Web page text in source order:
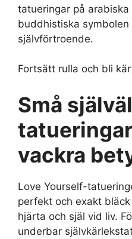
tatueringar på
buddhistiska
självförtroende.
Fortsätt rulla och bli
Små
tatueringar
vackra
Love Yourself-
perfekt och exakt
hjärta och själ vid liv.
underbar